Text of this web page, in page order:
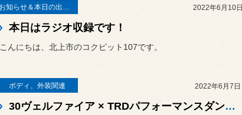
お知らせ＆本日の出来事 2022年6月10日
本日はラジオ収録です！
こんにちは、北上市のコクピット107です。
ボディ、外装関連 2022年6月7日
30ヴェルファイア × TRDパフォーマンスダンパー・ドアスタビライザー＆ブレースセット取付